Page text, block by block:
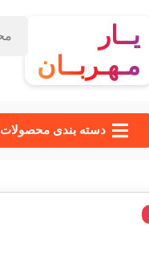
یــار
مـهـربــان
دسته‌ بندی محصولات